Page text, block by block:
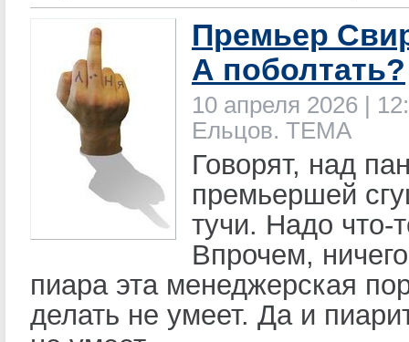
Премьер
А поболтать?
10 апреля 2026 |
Ельцов. ТЕМА
Говорят, над
премьершей
тучи. Надо что-
Впрочем,
пиара эта менеджерская
делать не умеет. Да и